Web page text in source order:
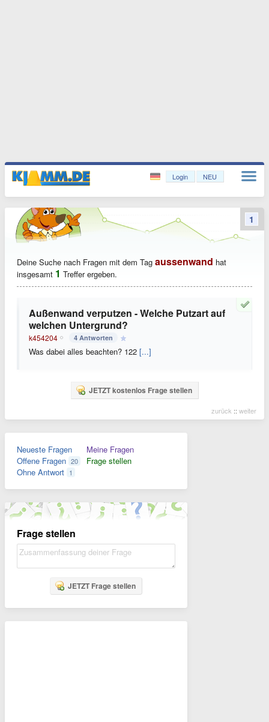
Login NEU
Deine Suche nach Fragen mit dem Tag aussenwand hat
insgesamt 1 Treffer ergeben.
Außenwand verputzen - Welche Putzart auf
welchen Untergrund?
k454204 4 Antworten
Was dabei alles beachten? 122 [...]
JETZT kostenlos Frage stellen
zurück :: weiter
1
Neueste Fragen
Offene Fragen 20
Ohne Antwort 1
Meine Fragen
Frage stellen
Frage stellen
JETZT Frage stellen